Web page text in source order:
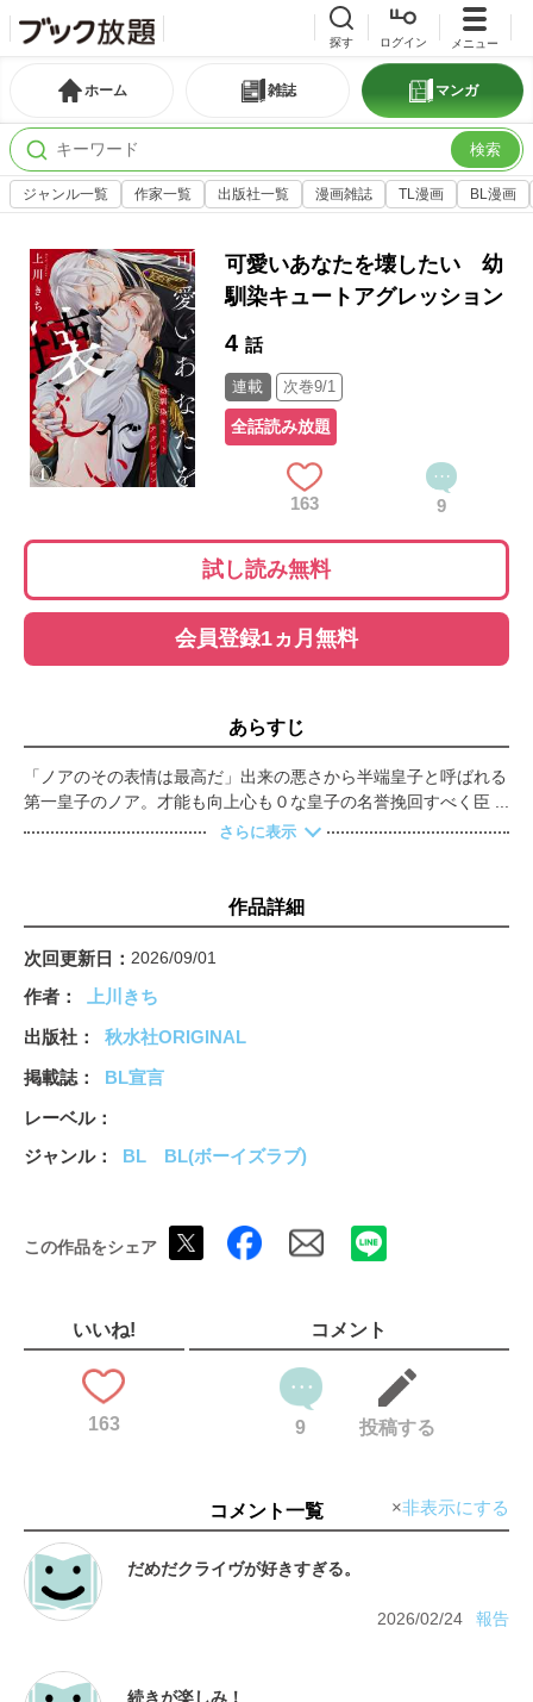
探す ログイン メニュー
ホーム 雑誌 マンガ
検索
ジャンル一覧 作家一覧 出版社一覧 漫画雑誌 TL漫画 BL漫画
可愛いあなたを壊したい 幼
馴染キュートアグレッション
4話
連載 次巻9/1
全話読み放題
163 9
試し読み無料
会員登録1ヵ月無料
あらすじ
「ノアのその表情は最高だ」出来の悪さから半端皇子と呼ばれる
第一皇子のノア。才能も向上心も０な皇子の名誉挽回すべく臣下
が補佐に抜擢したのは、宰相の息子にして幼馴染のランスロット
トはノアにだけ意地悪で昔から何度も泣かされた記憶があるが、
いざ業務が始まると意外と普通。違う学校に通った6年間で改心
したと納得していたが、とある任務先のハプニングで恐怖のあま
の表情を浮かべて見ていて…？これじゃ改心どころか昔より悪化
してる――!!?
さらに表示
作品詳細
次回更新日 2026/09/01
作者
上川きち
出版社
秋水社ORIGINAL
掲載誌
BL宣言
レーベル
ジャンル
BL BL(ボーイズラブ)
この作品をシェア
いいね!
163
コメント
9 投稿する
コメント一覧 非表示にする
2026/02/24 報告